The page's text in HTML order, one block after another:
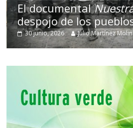
El documental
despojo de los
30 junio, 2026 Julio Martínez